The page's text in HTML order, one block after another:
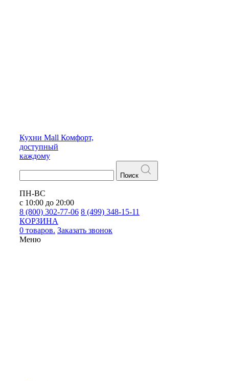
Кухни Mall Комфорт,
доступный
каждому
Поиск
ПН-ВС
с 10:00 до 20:00
8 (800) 302-77-06 8 (499) 348-15-11
КОРЗИНА
0 товаров. Заказать звонок
Меню